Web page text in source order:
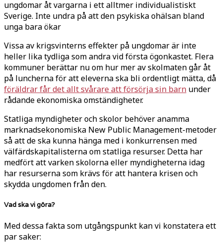
ungdomar åt vargarna i ett alltmer individualistiskt
Sverige. Inte undra på att den psykiska ohälsan bland
unga bara ökar
Vissa av krigsvinterns effekter på ungdomar är inte
heller lika tydliga som andra vid första ögonkastet. Flera
kommuner berättar nu om hur mer av skolmaten går åt
på luncherna för att eleverna ska bli ordentligt mätta, då
föräldrar får det allt svårare att försörja sin barn under
rådande ekonomiska omständigheter.
Statliga myndigheter och skolor behöver anamma
marknadsekonomiska New Public Management-metoder
så att de ska kunna hänga med i konkurrensen med
välfärdskapitalisterna om statliga resurser. Detta har
medfört att varken skolorna eller myndigheterna idag
har resurserna som krävs för att hantera krisen och
skydda ungdomen från den.
Vad ska vi göra?
Med dessa fakta som utgångspunkt kan vi konstatera ett
par saker: